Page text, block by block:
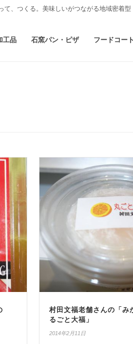
、つくる。美味しいがつながる地域密着
工品 石窯パン・ピザ フードコー
村田文福老舗さんの「み
るごと大福」
2014年2月11日